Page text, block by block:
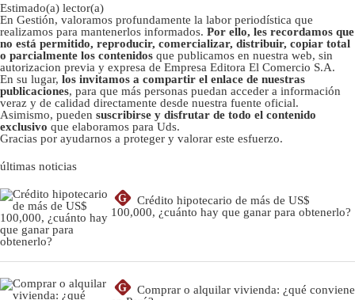
Estimado(a) lector(a)
En Gestión, valoramos profundamente la labor periodística que
realizamos para mantenerlos informados. Por ello, les recordamos que
no está permitido, reproducir, comercializar, distribuir, copiar total
o parcialmente los contenidos que publicamos en nuestra web, sin
autorizacion previa y expresa de Empresa Editora El Comercio S.A.
En su lugar, los invitamos a compartir el enlace de nuestras
publicaciones, para que más personas puedan acceder a información
veraz y de calidad directamente desde nuestra fuente oficial.
Asimismo, pueden suscribirse y disfrutar de todo el contenido
exclusivo que elaboramos para Uds.
Gracias por ayudarnos a proteger y valorar este esfuerzo.
últimas noticias
G
Crédito hipotecario de más de US$
100,000, ¿cuánto hay que ganar para obtenerlo?
G
Comprar o alquilar vivienda: ¿qué conviene